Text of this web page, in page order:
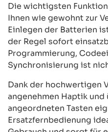
Die wichtigsten
Ihnen wie gewohnt zur
Einlegen der Batterien
der Regel sofort
Programmierung,
Synchronisierung ist
Dank der hochwertigen
angenehmen Haptik
angeordneten Tasten
Ersatzfernbedienung